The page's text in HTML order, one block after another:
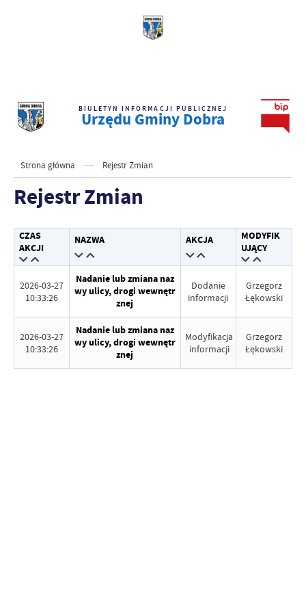
BIULETYN INFORMACJI PUBLICZNEJ
Urzędu Gminy Dobra
Strona główna Rejestr Zmian
Rejestr Zmian
CZAS
AKCJI
NAZWA AKCJA
MODYFIK
UJĄCY
2026-03-27
10:33:26
Nadanie lub zmiana naz
wy ulicy, drogi wewnętr
znej
Dodanie
informacji
Grzegorz
Łękowski
2026-03-27
10:33:26
Nadanie lub zmiana naz
wy ulicy, drogi wewnętr
znej
Modyfikacja
informacji
Grzegorz
Łękowski